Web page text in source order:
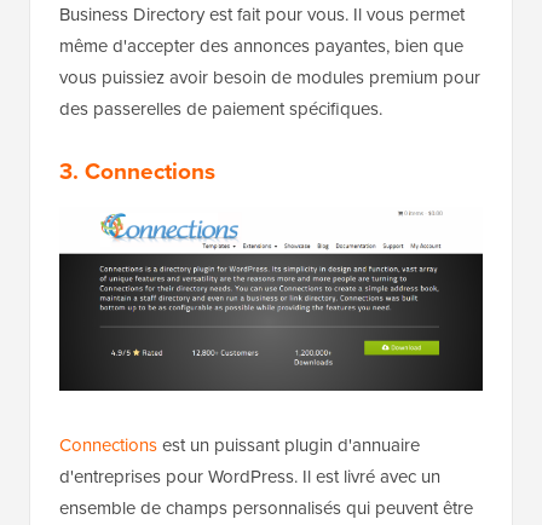
Business Directory est fait pour vous. Il vous permet
même d'accepter des annonces payantes, bien que
vous puissiez avoir besoin de modules premium pour
des passerelles de paiement spécifiques.
3. Connections
Connectionsest un puissant plugin d'annuaire
d'entreprises pour WordPress. Il est livré avec un
ensemble de champs personnalisés qui peuvent être